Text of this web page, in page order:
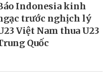
Indonesia kinh
trước nghịch lý
Việt Nam thua U23
Quốc